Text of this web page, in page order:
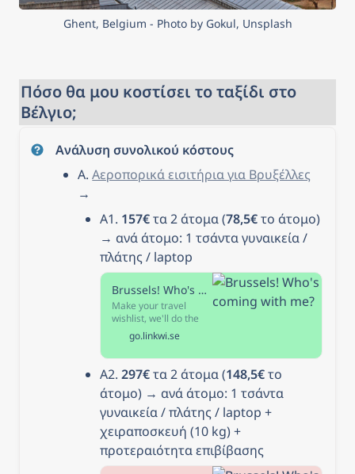
Ghent, Belgium - Photo by Gokul, Unsplash
Πόσο θα μου κοστίσει το ταξίδι στο
Βέλγιο;
Ανάλυση συνολικού κόστους
Α. Αεροπορικά εισιτήρια για Βρυξέλλες
→
Α1. 157€ τα 2 άτομα (78,5€ το άτομο)
→ ανά άτομο: 1 τσάντα γυναικεία /
πλάτης / laptop
Brussels! Who's coming with me?
Make your travel
wishlist, we'll do the
rest Kiwi-Code
uncovers prices
airlines don't want you
to see. Use our flexible
filters to tailor your
search. Look out for
the travel hack star
icon for even cheaper
fares.
go.linkwi.se
Α2. 297€ τα 2 άτομα (148,5€ το
άτομο) → ανά άτομο: 1 τσάντα
γυναικεία / πλάτης / laptop +
χειραποσκευή (10 kg) +
προτεραιότητα επιβίβασης